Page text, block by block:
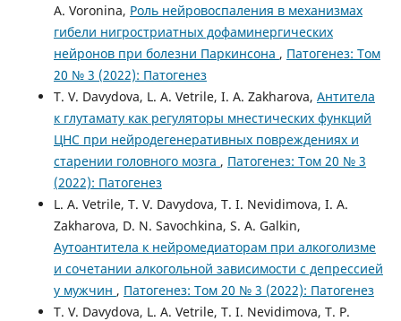
A. Voronina, Роль нейровоспаления в механизмах
гибели нигростриатных дофаминергических
нейронов при болезни Паркинсона , Патогенез: Том
20 № 3 (2022): Патогенез
T. V. Davydova, L. A. Vetrile, I. A. Zakharova, Антитела
к глутамату как регуляторы мнестических функций
ЦНС при нейродегенеративных повреждениях и
старении головного мозга , Патогенез: Том 20 № 3
(2022): Патогенез
L. A. Vetrile, T. V. Davydova, T. I. Nevidimova, I. A.
Zakharova, D. N. Savochkina, S. A. Galkin,
Аутоантитела к нейромедиаторам при алкоголизме
и сочетании алкогольной зависимости с депрессией
у мужчин , Патогенез: Том 20 № 3 (2022): Патогенез
T. V. Davydova, L. A. Vetrile, T. I. Nevidimova, T. P.